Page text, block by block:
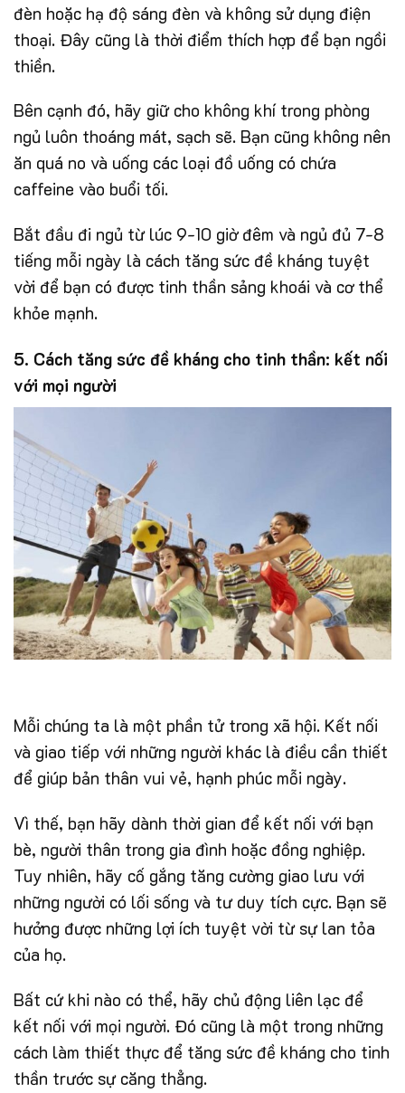
đèn hoặc hạ độ sáng đèn và không sử dụng điện
thoại. Đây cũng là thời điểm thích hợp để bạn ngồi
thiền.
Bên cạnh đó, hãy giữ cho không khí trong phòng
ngủ luôn thoáng mát, sạch sẽ. Bạn cũng không nên
ăn quá no và uống các loại đồ uống có chứa
caffeine vào buổi tối.
Bắt đầu đi ngủ từ lúc 9-10 giờ đêm và ngủ đủ 7-8
tiếng mỗi ngày là cách tăng sức đề kháng tuyệt
vời để bạn có được tinh thần sảng khoái và cơ thể
khỏe mạnh.
5. Cách tăng sức đề kháng cho tinh thần: kết nối
với mọi người
Mỗi chúng ta là một phần tử trong xã hội. Kết nối
và giao tiếp với những người khác là điều cần thiết
để giúp bản thân vui vẻ, hạnh phúc mỗi ngày.
Vì thế, bạn hãy dành thời gian để kết nối với bạn
bè, người thân trong gia đình hoặc đồng nghiệp.
Tuy nhiên, hãy cố gắng tăng cường giao lưu với
những người có lối sống và tư duy tích cực. Bạn sẽ
hưởng được những lợi ích tuyệt vời từ sự lan tỏa
của họ.
Bất cứ khi nào có thể, hãy chủ động liên lạc để
kết nối với mọi người. Đó cũng là một trong những
cách làm thiết thực để tăng sức đề kháng cho tinh
thần trước sự căng thẳng.